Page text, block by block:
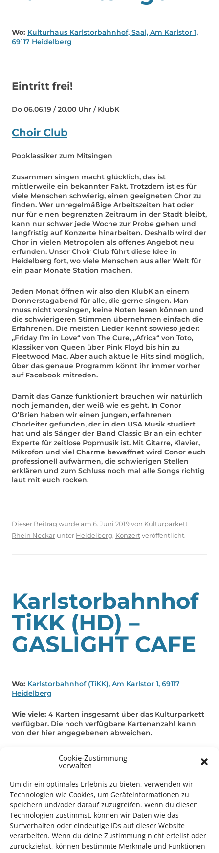
Cookie-Zustimmung
verwalten
Um dir ein optimales Erlebnis zu bieten, verwenden wir
Technologien wie Cookies, um Geräteinformationen zu
speichern und/oder darauf zuzugreifen. Wenn du diesen
Technologien zustimmst, können wir Daten wie das
Surfverhalten oder eindeutige IDs auf dieser Website
verarbeiten. Wenn du deine Zustimmung nicht erteilst oder
zurückziehst, können bestimmte Merkmale und Funktionen
Wo: Kulturhaus Karlstorbahnhof, Saal, Am Karlstor 1,
69117 Heidelberg
Eintritt frei!
Do 06.06.19 / 20.00 Uhr / KlubK
Choir Club
Popklassiker zum Mitsingen
Zusammen singen macht glücklich, das ist
mittlerweile ein bekannter Fakt. Trotzdem ist es für
viele Menschen schwierig, einen geeigneten Chor zu
finden. Wer unregelmäßige Arbeitszeiten hat oder
nur für einen begrenzten Zeitraum in der Stadt bleibt,
kann nur schwer jede Woche zur Probe gehen und
langfristig auf Konzerte hinarbeiten. Deshalb wird der
Chor in vielen Metropolen als offenes Angebot neu
erfunden. Unser Choir Club führt diese Idee in
Heidelberg fort, wo viele Menschen aus aller Welt für
ein paar Monate Station machen.
Jeden Monat öffnen wir also den KlubK an einem
Donnerstagabend für alle, die gerne singen. Man
muss nicht vorsingen, keine Noten lesen können und
die schwierigeren Stimmen übernehmen einfach die
Erfahrenen. Die meisten Lieder kennt sowieso jeder:
„Friday I’m in Love“ von The Cure, „Africa“ von Toto,
Klassiker von Queen über Pink Floyd bis hin zu
Fleetwood Mac. Aber auch aktuelle Hits sind möglich,
über das genaue Programm könnt ihr immer vorher
auf Facebook mitreden.
Damit das Ganze funktioniert brauchen wir natürlich
noch jemanden, der weiß wie es geht. In Conor
O’Brien haben wir einen jungen, erfahrenen
Chorleiter gefunden, der in den USA Musik studiert
hat und als Sänger der Band Classic Brian ein echter
Experte für zeitlose Popmusik ist. Mit Gitarre, Klavier,
Mikrofon und viel Charme bewaffnet wird Conor euch
professionell aufwärmen, die schwierigen Stellen
erklären und zum Schluss noch mal alle Songs richtig
laut mit euch rocken.
Dieser Beitrag wurde am 6. Juni 2019von Kulturparkett
Rhein Neckar unter Heidelberg, Konzertveröffentlicht.
Karlstorbahnhof
TiKK (HD) –
GASLIGHT CAFE
Wo: Karlstorbahnhof (TiKK), Am Karlstor 1, 69117
Heidelberg
Wie viele: 4 Karten insgesamt über das Kulturparkett
verfügbar. Die noch verfügbare Kartenanzahl kann
von der hier angegebenen abweichen.
Sie reservieren bis zum 10.Juni
Karlstorbahnhofper Mail unter
Bitte nur in Ausnahmefällen telefonisch reservieren
(06221/978911).
Do 06.06.19 / 20.00 Uhr / TiKK